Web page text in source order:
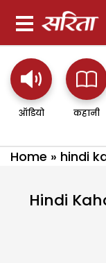
ऑडियो कहानी
Home » hindi
Hindi